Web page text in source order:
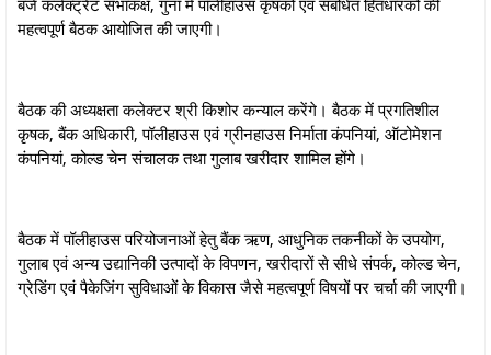
महत्वपूर्ण बैठक आयोजित की जाएगी।
बैठक की अध्यक्षता कलेक्टर श्री किशोर कन्याल करेंगे। बैठक में प्रगतिशील
कृषक, बैंक अधिकारी, पॉलीहाउस एवं ग्रीनहाउस निर्माता कंपनियां, ऑटोमेशन
कंपनियां, कोल्ड चेन संचालक तथा गुलाब खरीदार शामिल होंगे।
बैठक में पॉलीहाउस परियोजनाओं हेतु बैंक ऋण, आधुनिक तकनीकों के उपयोग,
गुलाब एवं अन्य उद्यानिकी उत्पादों के विपणन, खरीदारों से सीधे संपर्क, कोल्ड चेन,
ग्रेडिंग एवं पैकेजिंग सुविधाओं के विकास जैसे महत्वपूर्ण विषयों पर चर्चा की जाएगी।